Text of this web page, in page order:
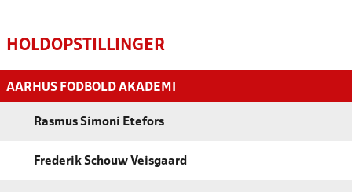
HOLDOPSTILLINGER
AARHUS FODBOLD AKADEMI
Rasmus Simoni Etefors
Frederik Schouw Veisgaard